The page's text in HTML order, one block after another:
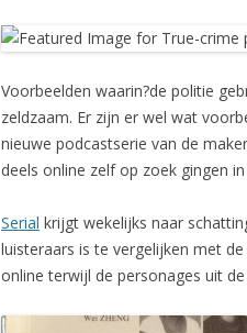
Voorbeelden waarin?de politie
zeldzaam. Er zijn er wel wat
nieuwe podcastserie van de
deels online zelf op zoek gingen
Serial krijgt wekelijks naar
luisteraars is te vergelijken met
online terwijl de personages uit